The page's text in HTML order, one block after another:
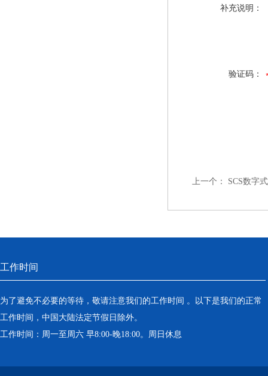
补充说明：
验证码：
上一个： SCS数字
工作时间
为了避免不必要的等待，敬请注意我们的工作时间 。以下是我们的正常
工作时间，中国大陆法定节假日除外。
工作时间：周一至周六 早8:00-晚18:00。周日休息